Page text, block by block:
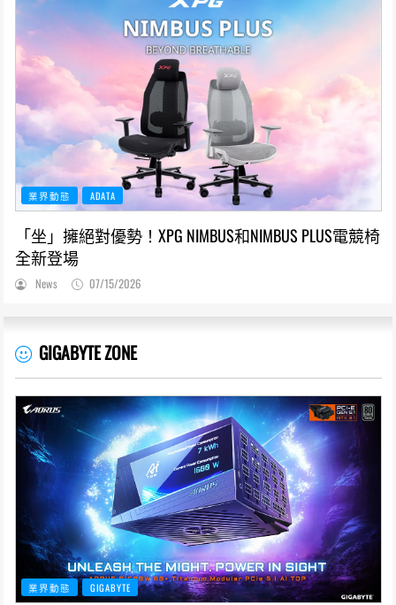
業界動態 ADATA
「坐」擁絕對優勢！XPG NIMBUS和NIMBUS PLUS電競椅
全新登場
News 07/15/2026
GIGABYTE ZONE
業界動態 GIGABYTE